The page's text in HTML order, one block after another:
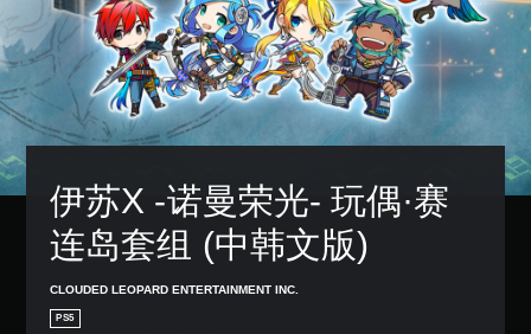
伊苏X -诺曼荣光- 玩偶·赛
连岛套组 (中韩文版)
CLOUDED LEOPARD ENTERTAINMENT INC.
PS5